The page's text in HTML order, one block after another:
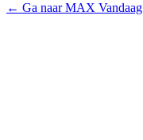
← Ga naar MAX Vandaag